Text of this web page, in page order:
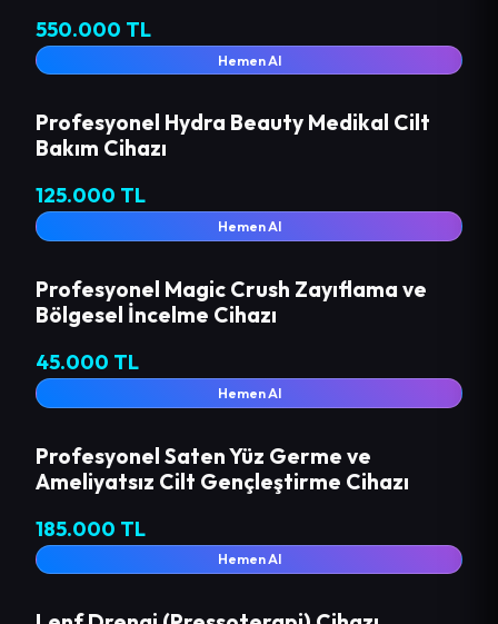
550.000 TL
Hemen Al
Profesyonel Hydra Beauty Medikal Cilt
Bakım Cihazı
125.000 TL
Hemen Al
Profesyonel Magic Crush Zayıflama ve
Bölgesel İncelme Cihazı
45.000 TL
Hemen Al
Profesyonel Saten Yüz Germe ve
Ameliyatsız Cilt Gençleştirme Cihazı
185.000 TL
Hemen Al